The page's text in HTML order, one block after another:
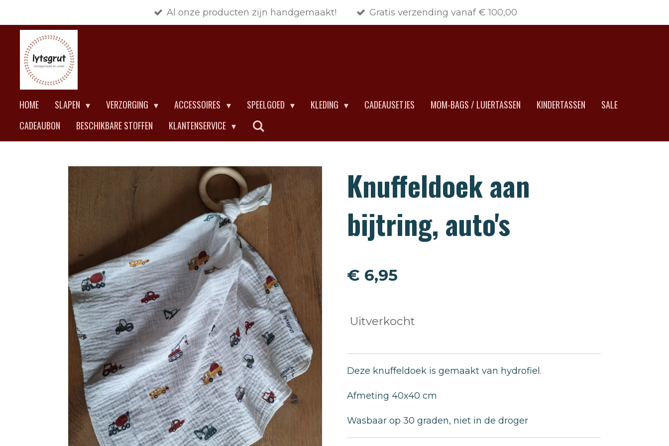
direct
hoofdinhoud
Al onze producten zijn handgemaakt! Gratis verzending vanaf € 100,00
HOME SLAPEN VERZORGING ACCESSOIRES SPEELGOED KLEDING CADEAUSETJES MOM-BAGS / LUIERTASSEN KINDERTASSEN
SALE
CADEAUBON
BESCHIKBARE STOFFEN KLANTENSERVICE
Knuffeldoek aan
bijtring, auto's
€ 6,95
Uitverkocht
Deze knuffeldoek is gemaakt van hydrofiel.
Afmeting 40x40 cm
Wasbaar op 30 graden, niet in de droger